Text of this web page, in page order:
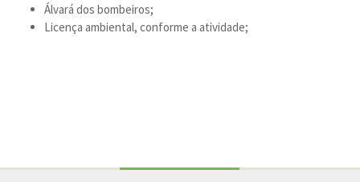
Álvará dos bombeiros;
Licença ambiental, conforme a atividade;